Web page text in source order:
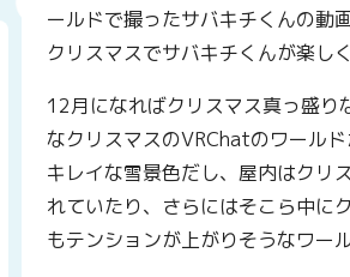
ールドで撮ったサバキチくんの動
クリスマスでサバキチくんが楽し
12月になればクリスマス真っ盛り
なクリスマスのVRChatのワール
キレイな雪景色だし、屋内はクリ
れていたり、さらにはそこら中に
もテンションが上がりそうなワー